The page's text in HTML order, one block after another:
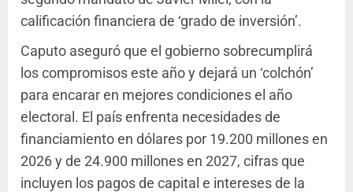
calificación financiera de ‘grado de inversión’.
Caputo aseguró que el gobierno sobrecumplirá
los compromisos este año y dejará un ‘colchón’
para encarar en mejores condiciones el año
electoral. El país enfrenta necesidades de
financiamiento en dólares por 19.200 millones en
2026 y de 24.900 millones en 2027, cifras que
incluyen los pagos de capital e intereses de la